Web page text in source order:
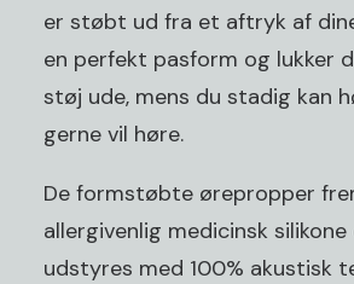
er støbt ud fra et aftryk af
en perfekt pasform og lukker
støj ude, mens du stadig kan
gerne vil høre.
De formstøbte ørepropper
allergivenlig medicinsk
udstyres med 100% akustisk